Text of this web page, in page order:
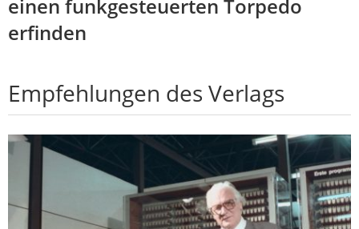
einen funkgesteuerten Torpedo
erfinden
Empfehlungen des Verlags